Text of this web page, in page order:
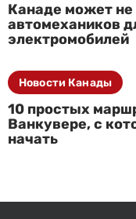
Канаде может не
автомехаников
электромобилей
10 простых
Ванкувере, с
начать
Новости Канады